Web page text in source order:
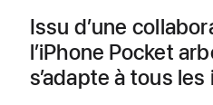
Issu d’une
l’iPhone Pocket
s’adapte à tous les